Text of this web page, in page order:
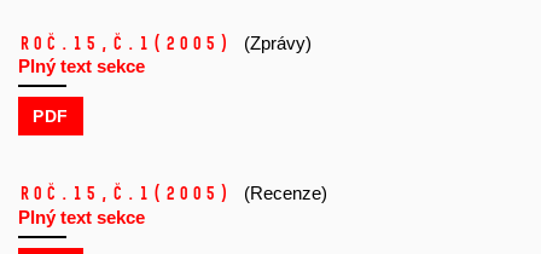
Roč.15, č.1 (2005)
(Zprávy)
Plný text sekce
PDF
Roč.15, č.1 (2005)
(Recenze)
Plný text sekce